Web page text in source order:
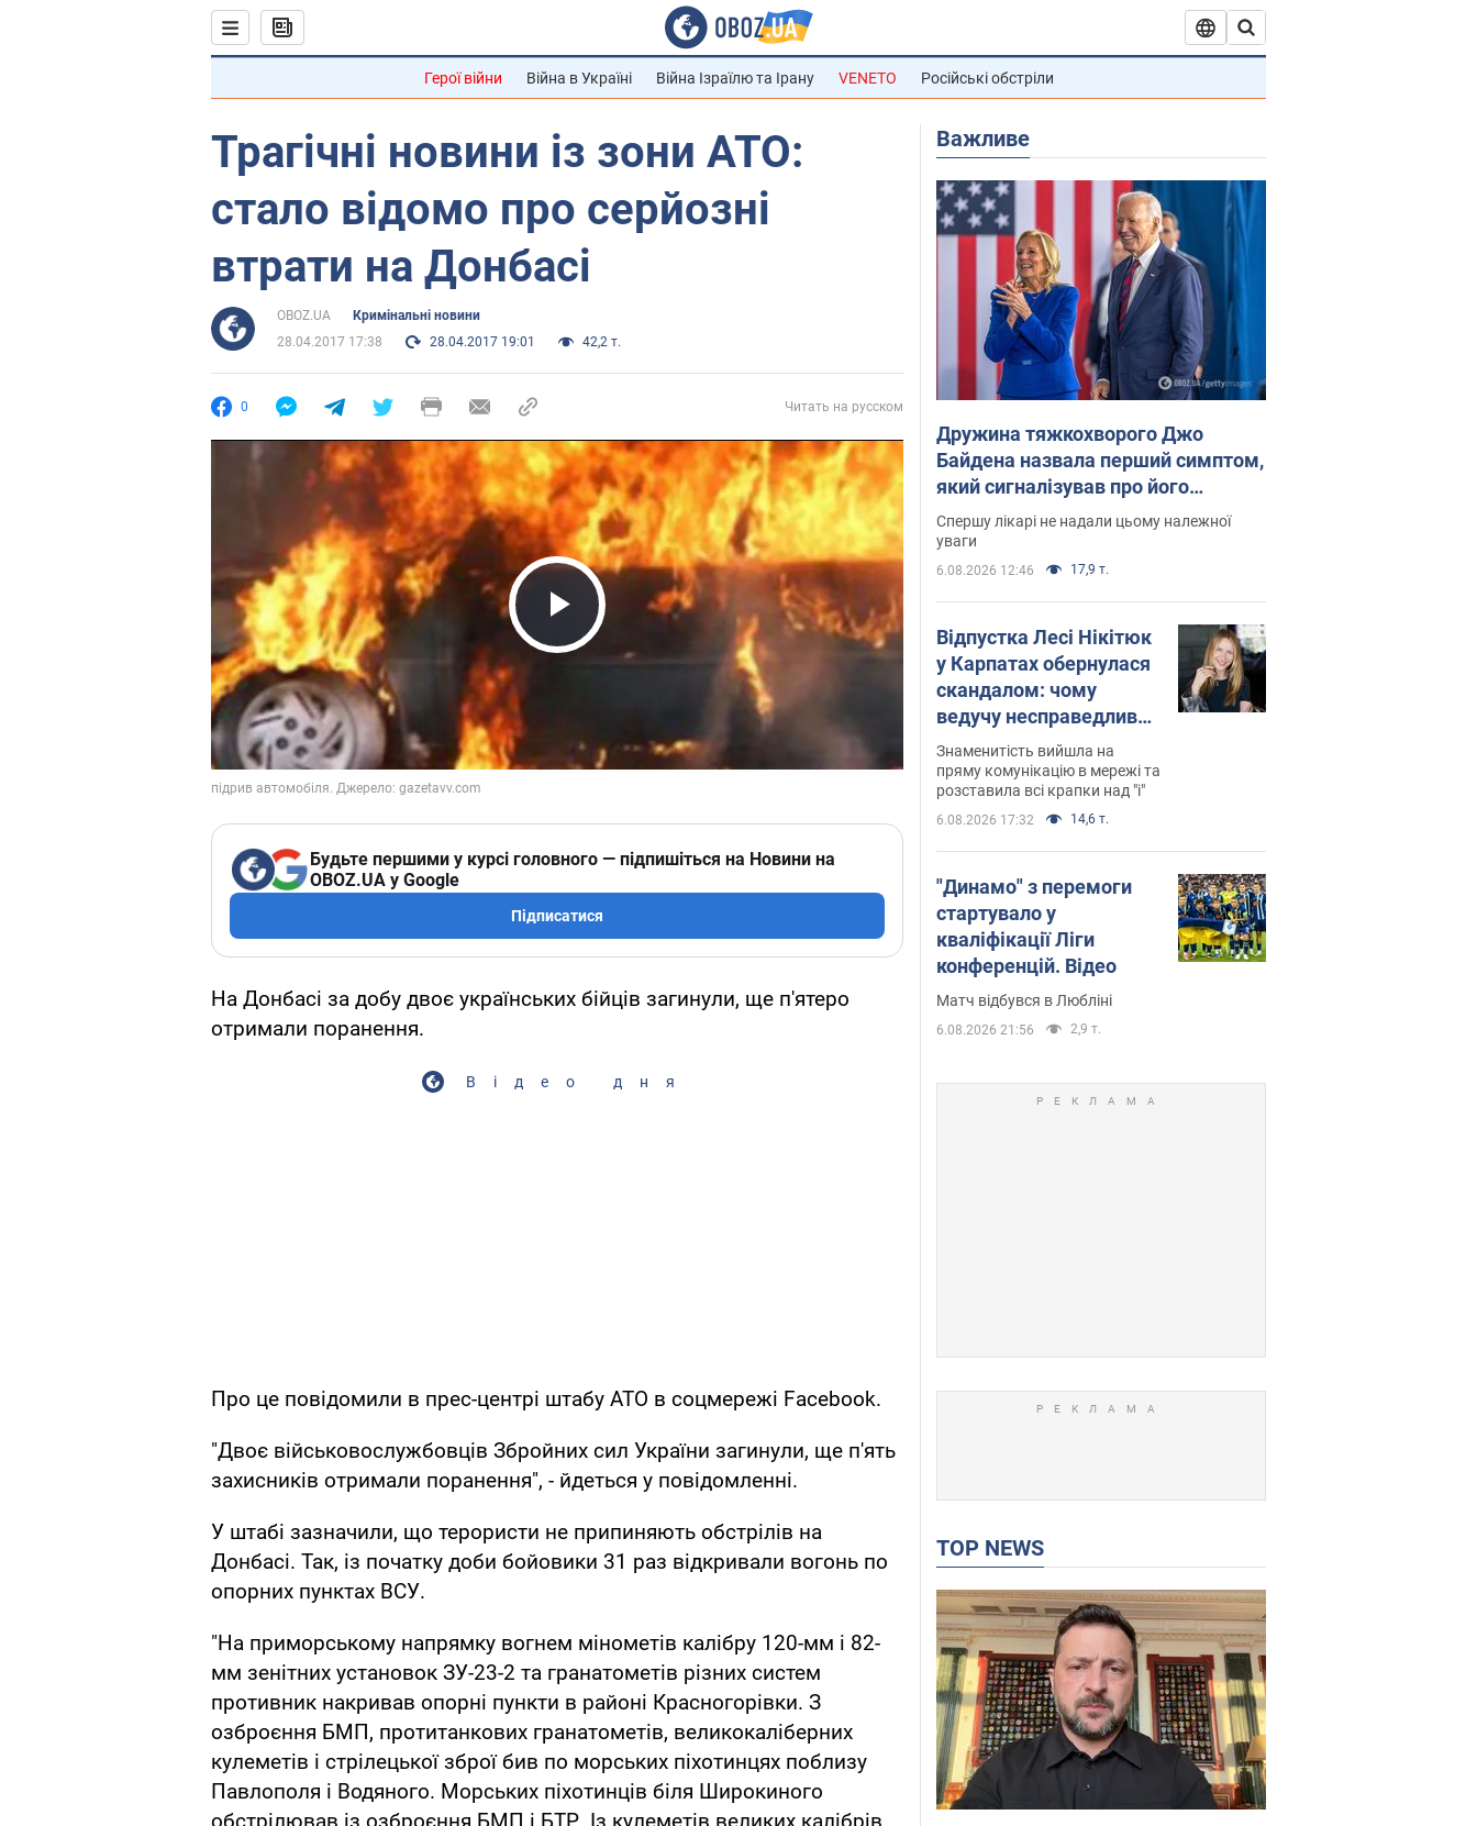
Герої війни Війна в Україні Війна Ізраїлю та Ірану VENETO Російські обстріли
Трагічні новини із зони АТО:
стало відомо про серйозні
втрати на Донбасі
OBOZ.UA
Кримінальні новини
28.04.2017 17:38
28.04.2017 19:01 42,2 т.
0 Читать на русском
Play Video
Будьте першими у курсі головного — підпишіться на Новини на
OBOZ.UA у Google
Підписатися
На Донбасі за добу двоє українських бійців загинули, ще п'ятеро
отримали поранення.
Відео дня
Про це повідомили в прес-центрі штабу АТО в соцмережі Facebook.
"Двоє військовослужбовців Збройних сил України загинули, ще п'ять
захисників отримали поранення", - йдеться у повідомленні.
У штабі зазначили, що терористи не припиняють обстрілів на
Донбасі. Так, із початку доби бойовики 31 раз відкривали вогонь по
опорних пунктах ВСУ.
"На приморському напрямку вогнем мінометів калібру 120-мм і 82-
мм зенітних установок ЗУ-23-2 та гранатометів різних систем
противник накривав опорні пункти в районі Красногорівки. З
озброєння БМП, протитанкових гранатометів, великокаліберних
кулеметів і стрілецької зброї бив по морських піхотинцях поблизу
Павлополя і Водяного. Морських піхотинців біля Широкиного
Важливе
Дружина тяжкохворого Джо
Байдена назвала перший симптом,
який сигналізував про його
"агресивний" рак
Спершу лікарі не надали цьому належної
уваги
6.08.2026 12:46 17,9 т.
Відпустка Лесі Нікітюк
у Карпатах обернулася
скандалом: чому
ведучу несправедливо
захейтили
Знаменитість вийшла на
пряму комунікацію в мережі та
розставила всі крапки над "і"
6.08.2026 17:32 14,6 т.
"Динамо" з перемоги
стартувало у
кваліфікації Ліги
конференцій. Відео
Матч відбувся в Любліні
6.08.2026 21:56 2,9 т.
TOP NEWS